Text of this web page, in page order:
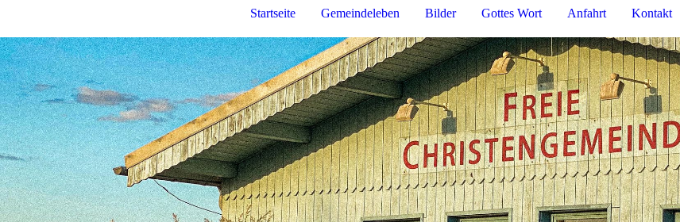
Startseite Gemeindeleben Bilder Gottes Wort Anfahrt Kontakt